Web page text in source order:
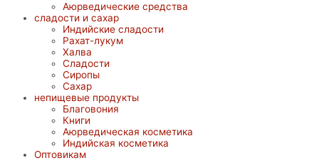
Аюрведические средства
сладости и сахар
Индийские сладости
Рахат-лукум
Халва
Сладости
Сиропы
Сахар
непищевые продукты
Благовония
Книги
Аюрведическая косметика
Индийская косметика
Оптовикам